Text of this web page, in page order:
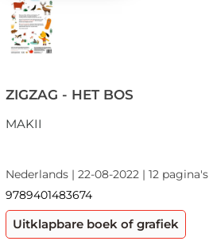
ZIGZAG - HET BOS
MAKII
Nederlands | 22-08-2022 | 12 pagina's
9789401483674
Uitklapbare boek of grafiek